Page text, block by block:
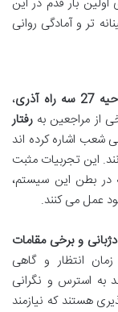
تر و آمادگی روانی
آذری
،
از مراجعین به رفتار
شعب اشاره کرده اند
این تجربیات مثبت
در بطن این سیستم،
عمل می کنند.
و برخی مقامات
انتظار و گاهی
به استرس و نگرانی
هستند که نیازمند